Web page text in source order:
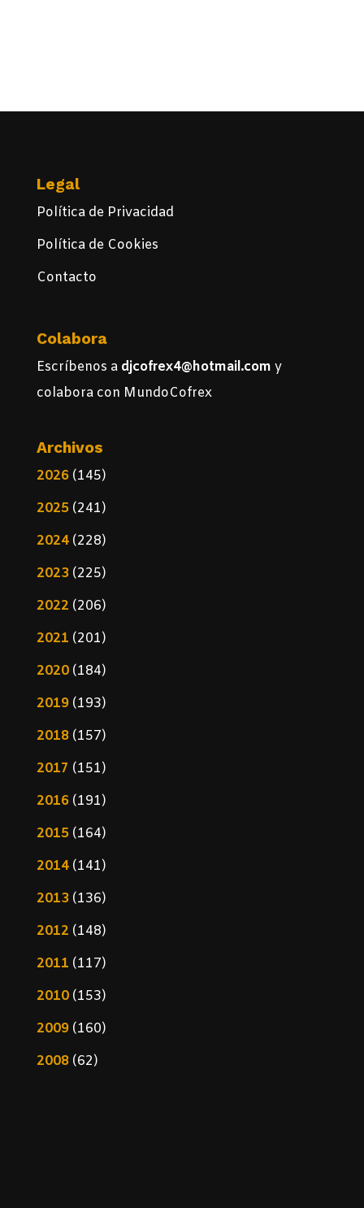
Legal
Política de Privacidad
Política de Cookies
Contacto
Colabora
Escríbenos a djcofrex4@hotmail.com y
colabora con MundoCofrex
Archivos
2026(145)
2025(241)
2024(228)
2023(225)
2022 (206)
2021 (201)
2020(184)
2019(193)
2018(157)
2017 (151)
2016(191)
2015(164)
2014(141)
2013(136)
2012 (148)
2011 (117)
2010(153)
2009(160)
2008(62)